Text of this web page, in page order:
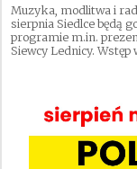
Muzyka, modlitwa i
sierpnia Siedlce będą
programie m.in.
Siewcy Lednicy. Wstęp